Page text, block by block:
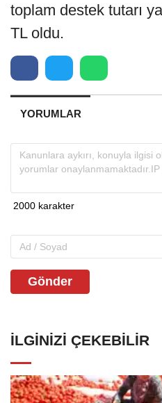
toplam destek tutarı
TL oldu.
YORUMLAR
Gönder
İLGINIZI ÇEKEBILIR